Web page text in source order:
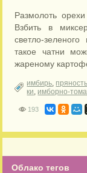
Размолоть
Взбить в
светло-
такое чатни
жареному
имбирь, пряность
ки, имборно-
193
Облако тегов